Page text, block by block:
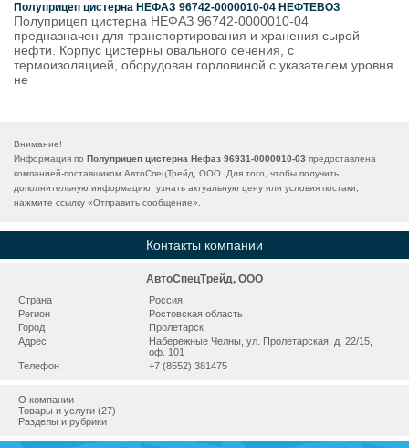
Полуприцеп цистерна НЕФАЗ 96742-0000010-04 НЕФТЕВОЗ
Полуприцеп цистерна НЕФАЗ 96742-0000010-04
предназначен для транспортирования и хранения сырой
нефти. Корпус цистерны овального сечения, с
термоизоляцией, оборудован горловиной с указателем уровня
не
Внимание!
Информация по Полуприцеп цистерна Нефаз 96931-0000010-03 предоставлена
компанией-поставщиком АвтоСпецТрейд, ООО. Для того, чтобы получить
дополнительную информацию, узнать актуальную цену или условия постаки,
нажмите ссылку «Отправить сообщение».
Контакты компании
АвтоСпецТрейд, ООО
Страна
Россия
Регион
Ростовская область
Город
Пролетарск
Адрес
Набережные Челны, ул. Пролетарская, д. 22/15,
оф. 101
Телефон
+7 (8552) 381475
О компании
Товары и услуги (27)
Разделы и рубрики